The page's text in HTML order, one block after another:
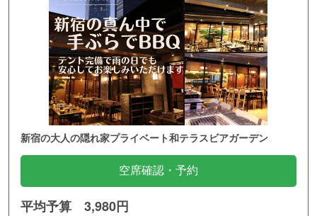
新宿の大人の隠れ家プライベート和テラスビアガーデン
空席確認・予約
平均予算 3,980円